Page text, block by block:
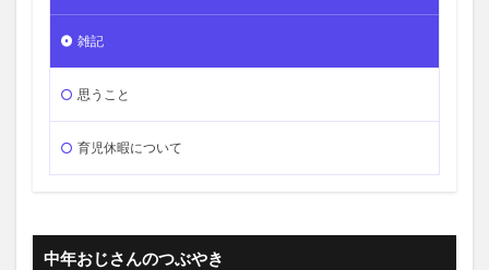
雑記
思うこと
育児休暇について
中年おじさんのつぶやき